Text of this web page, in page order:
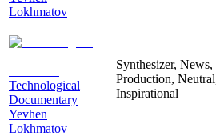
Lokhmatov
Technological
Documentary
Yevhen
Lokhmatov
Synthesizer, News,
Production,
Inspirational